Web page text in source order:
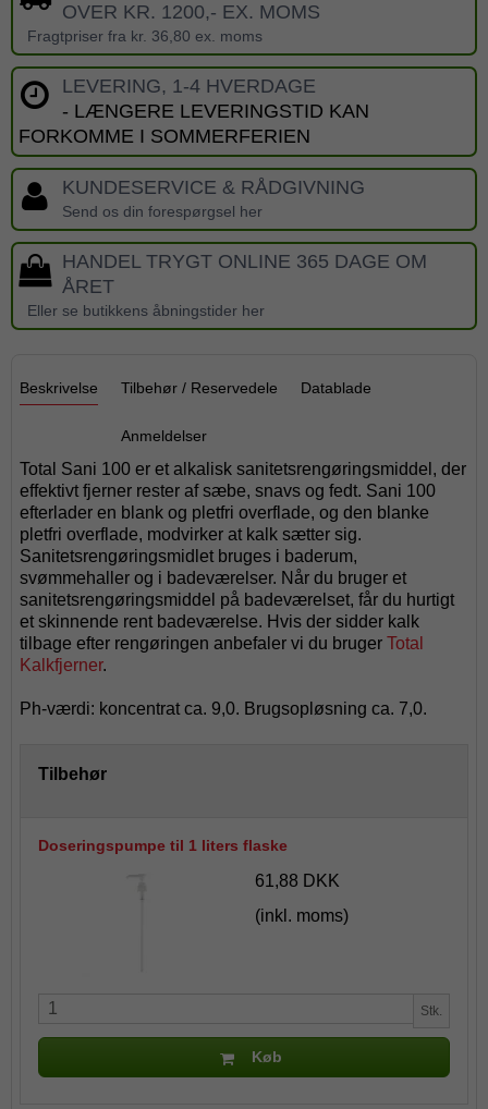
OVER KR. 1200,- EX. MOMS
Fragtpriser fra kr. 36,80 ex. moms
LEVERING, 1-4 HVERDAGE
- LÆNGERE LEVERINGSTID KAN
FORKOMME I SOMMERFERIEN
KUNDESERVICE & RÅDGIVNING
Send os din forespørgsel her
HANDEL TRYGT ONLINE 365 DAGE OM
ÅRET
Eller se butikkens åbningstider her
Beskrivelse Tilbehør / Reservedele Datablade
Anmeldelser
Total Sani 100 er et alkalisk sanitetsrengøringsmiddel, der
effektivt fjerner rester af sæbe, snavs og fedt. Sani 100
efterlader en blank og pletfri overflade, og den blanke
pletfri overflade, modvirker at kalk sætter sig.
Sanitetsrengøringsmidlet bruges i baderum,
svømmehaller og i badeværelser. Når du bruger et
sanitetsrengøringsmiddel på badeværelset, får du hurtigt
et skinnende rent badeværelse. Hvis der sidder kalk
tilbage efter rengøringen anbefaler vi du bruger Total
Kalkfjerner.
Ph-værdi: koncentrat ca. 9,0. Brugsopløsning ca. 7,0.
Tilbehør
Doseringspumpe til 1 liters flaske
61,88 DKK
(inkl. moms)
Stk.
Køb